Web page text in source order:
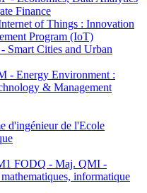
Finance
of Things : Innovation
Program (IoT)
Smart Cities and Urban
- Energy Environment :
& Management
d'ingénieur de l'Ecole
FODQ - Maj. QMI -
informatique